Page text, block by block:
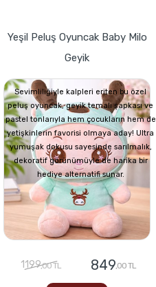
Yeşil Peluş Oyuncak Baby Milo
Geyik
Sevimliliğiyle kalpleri eriten bu özel
peluş oyuncak, geyik temalı şapkası ve
pastel tonlarıyla hem çocukların hem de
yetişkinlerin favorisi olmaya aday! Ultra
yumuşak dokusu sayesinde sarılmalık,
dekoratif görünümüyle de harika bir
hediye alternatifi sunar.
1199,00 TL 849,00 TL